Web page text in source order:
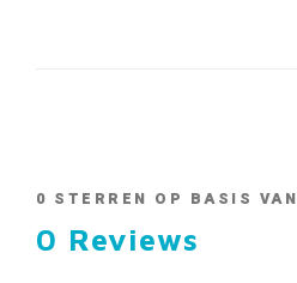
0 STERREN OP BASIS VAN
0 Reviews